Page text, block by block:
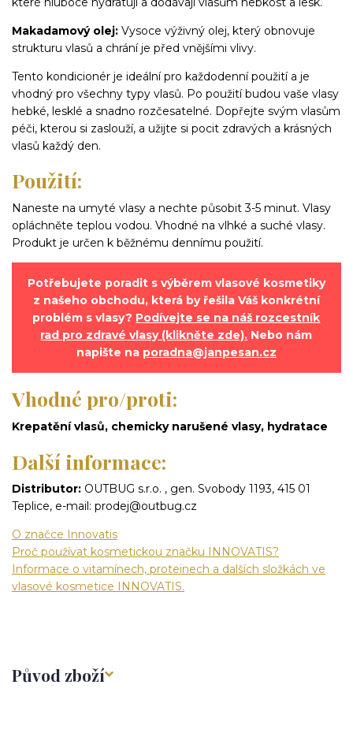
Makadamový olej: Vysoce výživný olej, který obnovuje
strukturu vlasů a chrání je před vnějšími vlivy.
Tento kondicionér je ideální pro každodenní použití a je
vhodný pro všechny typy vlasů. Po použití budou vaše vlasy
hebké, lesklé a snadno rozčesatelné. Dopřejte svým vlasům
péči, kterou si zaslouží, a užijte si pocit zdravých a krásných
vlasů každý den.
Použití:
Naneste na umyté vlasy a nechte působit 3-5 minut. Vlasy
opláchněte teplou vodou. Vhodné na vlhké a suché vlasy.
Produkt je určen k běžnému dennímu použití.
Potřebujete poradit s výběrem vlasové kosmetiky
z našeho obchodu, která by řešila Váš konkrétní
problém s vlasy? Podívejte se na náš rozcestník
rad pro zdravé vlasy (klikněte zde). Nebo nám
napište na poradna@janpesan.cz
Vhodné pro/proti:
Krepatění vlasů, chemicky narušené vlasy, hydratace
Další informace:
Distributor: OUTBUG s.r.o. , gen. Svobody 1193, 415 01
Teplice, e-mail: prodej@outbug.cz
O značce Innovatis
Proč používat kosmetickou značku INNOVATIS?
Informace o vitamínech, proteinech a dalších složkách ve
vlasové kosmetice INNOVATIS.
Původ zboží